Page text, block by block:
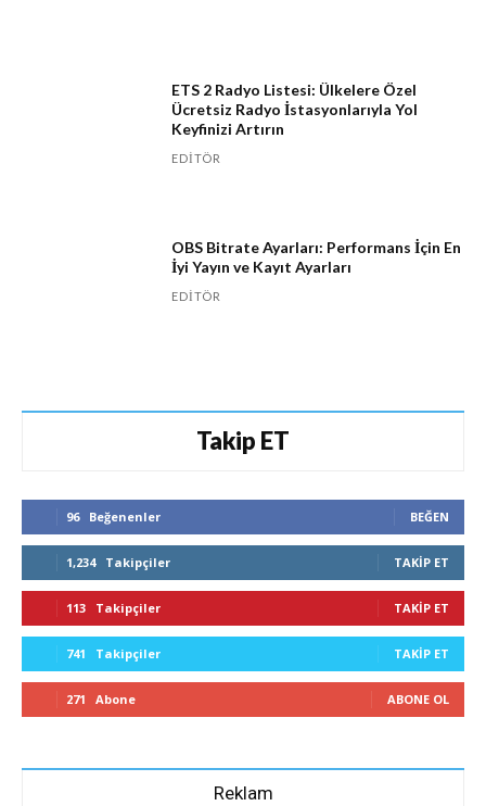
ETS 2 Radyo Listesi: Ülkelere Özel
Ücretsiz Radyo İstasyonlarıyla Yol
Keyfinizi Artırın
EDITÖR
OBS Bitrate Ayarları: Performans İçin En
İyi Yayın ve Kayıt Ayarları
EDITÖR
Takip ET
96 Beğenenler BEĞEN
1,234 Takipçiler TAKIP ET
113 Takipçiler TAKIP ET
741 Takipçiler TAKIP ET
271 Abone ABONE OL
Reklam